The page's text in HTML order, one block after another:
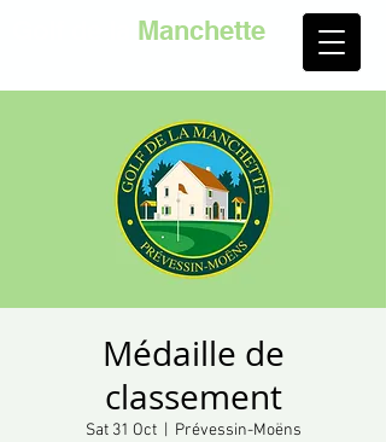
Manchette
Médaille de
classement
Sat 31 Oct
  |
Prévessin-Moëns